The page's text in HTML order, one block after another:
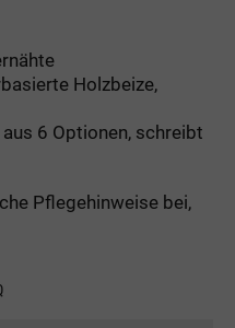
Holzbeize,
6 Optionen, schreibt
Pflegehinweise bei,